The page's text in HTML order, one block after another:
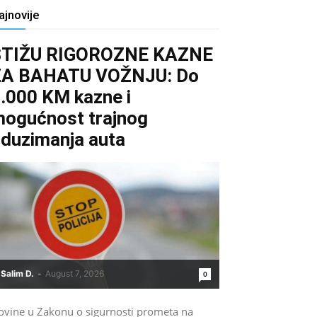
RIGOROZNE KAZNE
BAHATU VOŽNJU: Do
KM kazne i
trajnog
auta
Salim D. - August 7, 2026 0
u Zakonu o sigurnosti prometa na